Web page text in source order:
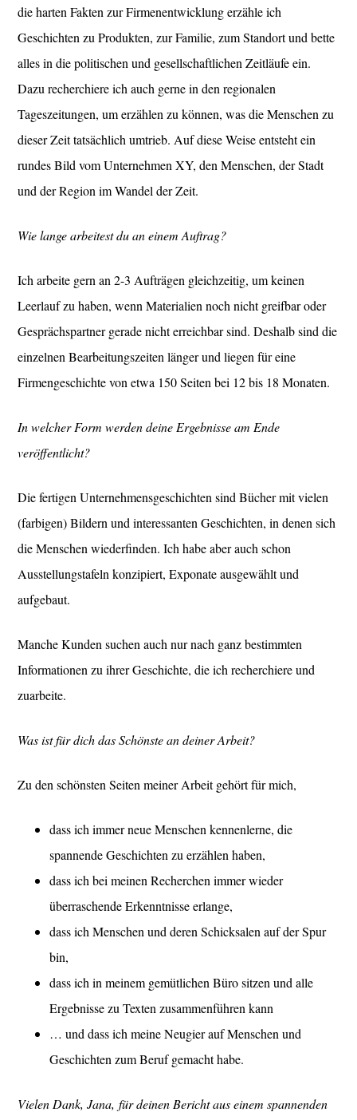
die harten Fakten zur Firmenentwicklung erzähle ich
Geschichten zu Produkten, zur Familie, zum Standort und bette
alles in die politischen und gesellschaftlichen Zeitläufe ein.
Dazu recherchiere ich auch gerne in den regionalen
Tageszeitungen, um erzählen zu können, was die Menschen zu
dieser Zeit tatsächlich umtrieb. Auf diese Weise entsteht ein
rundes Bild vom Unternehmen XY, den Menschen, der Stadt
und der Region im Wandel der Zeit.
Wie lange arbeitest du an einem Auftrag?
Ich arbeite gern an 2-3 Aufträgen gleichzeitig, um keinen
Leerlauf zu haben, wenn Materialien noch nicht greifbar oder
Gesprächspartner gerade nicht erreichbar sind. Deshalb sind die
einzelnen Bearbeitungszeiten länger und liegen für eine
Firmengeschichte von etwa 150 Seiten bei 12 bis 18 Monaten.
In welcher Form werden deine Ergebnisse am Ende
veröffentlicht?
Die fertigen Unternehmensgeschichten sind Bücher mit vielen
(farbigen) Bildern und interessanten Geschichten, in denen sich
die Menschen wiederfinden. Ich habe aber auch schon
Ausstellungstafeln konzipiert, Exponate ausgewählt und
aufgebaut.
Manche Kunden suchen auch nur nach ganz bestimmten
Informationen zu ihrer Geschichte, die ich recherchiere und
zuarbeite.
Was ist für dich das Schönste an deiner Arbeit?
Zu den schönsten Seiten meiner Arbeit gehört für mich,
dass ich immer neue Menschen kennenlerne, die
spannende Geschichten zu erzählen haben,
dass ich bei meinen Recherchen immer wieder
überraschende Erkenntnisse erlange,
dass ich Menschen und deren Schicksalen auf der Spur
bin,
dass ich in meinem gemütlichen Büro sitzen und alle
Ergebnisse zu Texten zusammenführen kann
… und dass ich meine Neugier auf Menschen und
Geschichten zum Beruf gemacht habe.
Vielen Dank, Jana, für deinen Bericht aus einem spannenden